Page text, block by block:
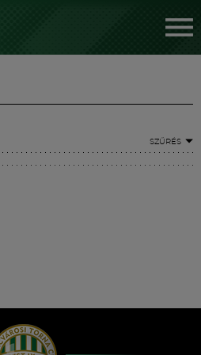
SZŰRÉS